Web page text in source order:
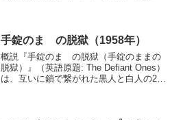
マ」スタイルで群...
手錠のまゝの脱獄（1958年）
概説『手錠のまゝの脱獄（手錠のままの
脱獄）』（英語原題: The Defiant Ones）
は、互いに鎖で繋がれた黒人と白人の2人